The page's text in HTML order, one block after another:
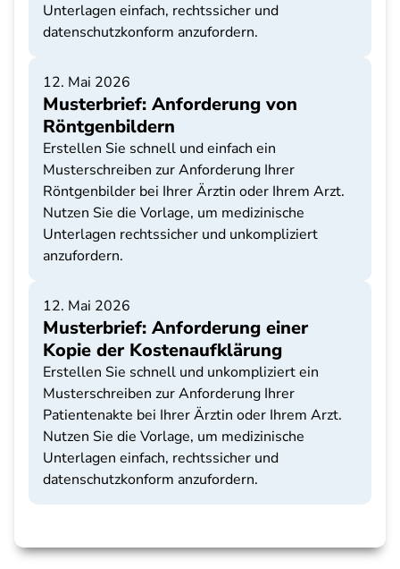
Unterlagen einfach, rechtssicher und
datenschutzkonform anzufordern.
12. Mai 2026
Musterbrief: Anforderung von
Röntgenbildern
Erstellen Sie schnell und einfach ein
Musterschreiben zur Anforderung Ihrer
Röntgenbilder bei Ihrer Ärztin oder Ihrem Arzt.
Nutzen Sie die Vorlage, um medizinische
Unterlagen rechtssicher und unkompliziert
anzufordern.
12. Mai 2026
Musterbrief: Anforderung einer
Kopie der Kostenaufklärung
Erstellen Sie schnell und unkompliziert ein
Musterschreiben zur Anforderung Ihrer
Patientenakte bei Ihrer Ärztin oder Ihrem Arzt.
Nutzen Sie die Vorlage, um medizinische
Unterlagen einfach, rechtssicher und
datenschutzkonform anzufordern.